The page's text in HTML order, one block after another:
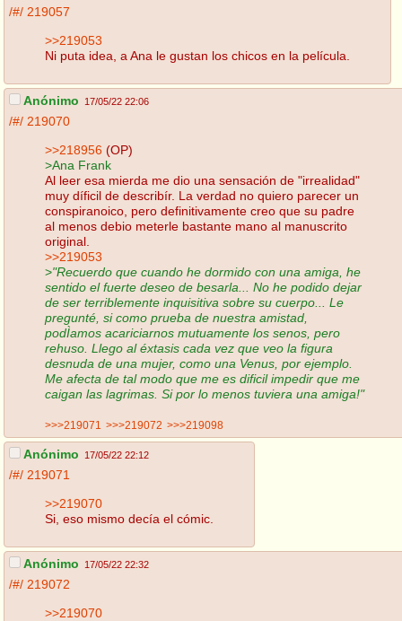
/#/ 219057
>>219053
Ni puta idea, a Ana le gustan los chicos en la película.
Anónimo 17/05/22 22:06
/#/ 219070
>>218956 (OP)
>Ana Frank
Al leer esa mierda me dio una sensación de "irrealidad"
muy díficil de describír. La verdad no quiero parecer un
conspiranoico, pero definitivamente creo que su padre
al menos debio meterle bastante mano al manuscrito
original.
>>219053
>"Recuerdo que cuando he dormido con una amiga, he
sentido el fuerte deseo de besarla... No he podido dejar
de ser terriblemente inquisitiva sobre su cuerpo... Le
pregunté, si como prueba de nuestra amistad,
podÌamos acariciarnos mutuamente los senos, pero
rehuso. Llego al éxtasis cada vez que veo la figura
desnuda de una mujer, como una Venus, por ejemplo.
Me afecta de tal modo que me es dificil impedir que me
caigan las lagrimas. Si por lo menos tuviera una amiga!"
>>>219071 >>>219072 >>>219098
Anónimo 17/05/22 22:12
/#/ 219071
>>219070
Si, eso mismo decía el cómic.
Anónimo 17/05/22 22:32
/#/ 219072
>>219070